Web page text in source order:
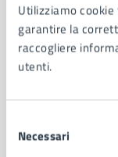
Utilizziamo
garantire la
raccogliere
utenti.
delNecessari
AMMINISTRAZIONE
Aree amministrative
Enti e fondazioni